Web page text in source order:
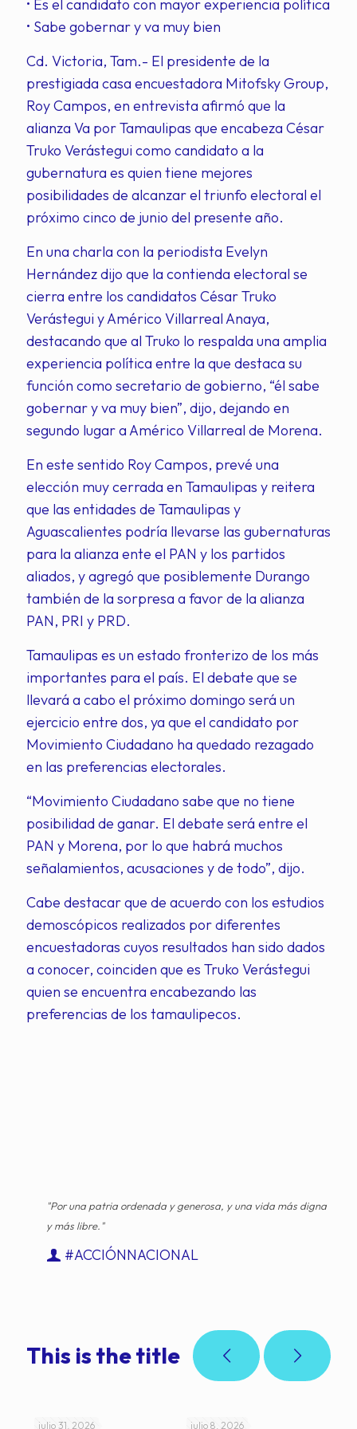
• Es el candidato con mayor experiencia política
• Sabe gobernar y va muy bien
Cd. Victoria, Tam.- El presidente de la
prestigiada casa encuestadora Mitofsky Group,
Roy Campos, en entrevista afirmó que la
alianza Va por Tamaulipas que encabeza César
Truko Verástegui como candidato a la
gubernatura es quien tiene mejores
posibilidades de alcanzar el triunfo electoral el
próximo cinco de junio del presente año.
En una charla con la periodista Evelyn
Hernández dijo que la contienda electoral se
cierra entre los candidatos César Truko
Verástegui y Américo Villarreal Anaya,
destacando que al Truko lo respalda una amplia
experiencia política entre la que destaca su
función como secretario de gobierno, “él sabe
gobernar y va muy bien”, dijo, dejando en
segundo lugar a Américo Villarreal de Morena.
En este sentido Roy Campos, prevé una
elección muy cerrada en Tamaulipas y reitera
que las entidades de Tamaulipas y
Aguascalientes podría llevarse las gubernaturas
para la alianza ente el PAN y los partidos
aliados, y agregó que posiblemente Durango
también de la sorpresa a favor de la alianza
PAN, PRI y PRD.
Tamaulipas es un estado fronterizo de los más
importantes para el país. El debate que se
llevará a cabo el próximo domingo será un
ejercicio entre dos, ya que el candidato por
Movimiento Ciudadano ha quedado rezagado
en las preferencias electorales.
“Movimiento Ciudadano sabe que no tiene
posibilidad de ganar. El debate será entre el
PAN y Morena, por lo que habrá muchos
señalamientos, acusaciones y de todo”, dijo.
Cabe destacar que de acuerdo con los estudios
demoscópicos realizados por diferentes
encuestadoras cuyos resultados han sido dados
a conocer, coinciden que es Truko Verástegui
quien se encuentra encabezando las
preferencias de los tamaulipecos.
"Por una patria ordenada y generosa, y una vida más digna
y más libre."
#ACCIÓNNACIONAL
This is the title
julio 31, 2026 julio 8, 2026